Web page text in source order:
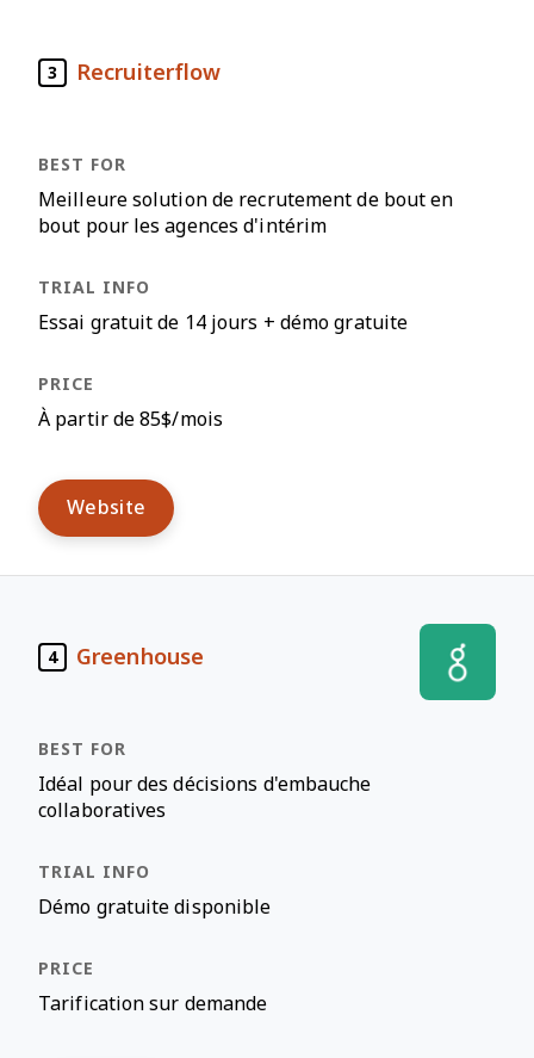
3 Recruiterflow
Meilleure solution de recrutement de bout en
bout pour les agences d'intérim
Essai gratuit de 14 jours + démo gratuite
À partir de 85$/mois
Website
4 Greenhouse
Idéal pour des décisions d'embauche
collaboratives
Démo gratuite disponible
Tarification sur demande